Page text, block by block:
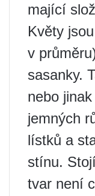
mající
Květy
v
sasanky.
nebo
jemných
lístků a
stínu.
tvar není